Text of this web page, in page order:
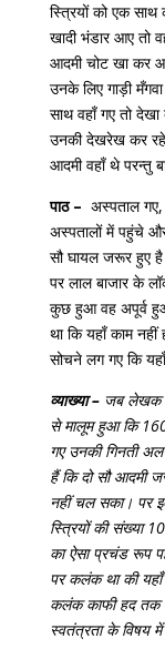
स्त्रियों को एक साथ
खादी भंडार आए तो
आदमी चोट खा कर
उनके लिए गाड़ी
साथ वहाँ गए तो देखा
उनकी देखरेख कर
आदमी वहाँ थे परन्तु
पाठ – अस्पताल
अस्पतालों में पहुंचे
सौ घायल जरूर हुए
पर लाल बाजार के
कुछ हुआ वह अपूर्व
था कि यहाँ काम
सोचने लग गए कि
व्याख्या – जब लेखक
से मालूम हुआ कि
गए उनकी गिनती
हैं कि दो सौ आदमी
नहीं चल सका। पर
स्त्रियों की संख्या
का ऐसा प्रचंड रूप
पर कलंक था की
कलंक काफी हद तक
स्वतंत्रता के विषय